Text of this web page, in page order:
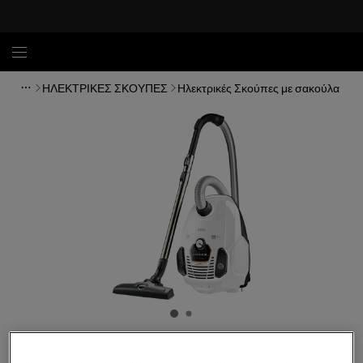
ΗΛΕΚΤΡΙΚΕΣ ΣΚΟΥΠΕΣ Ηλεκτρικές Σκούπες με σακούλα